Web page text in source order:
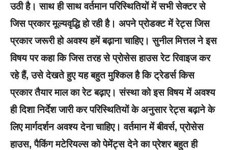
उठी है। साथ ही साथ वर्तमान परिस्थितियों में सभी सेक्टर से
जिस प्रकार मूल्यवृद्धि हो रही है। अपने प्रोडक्ट में रेट्स जिस
प्रकार जरूरी हो अवश्य हमें बढ़ाना चाहिए। सुनील मित्तल ने इस
विषय पर कहा कि जिस तरह से प्रोसेस हाउस रेट रिवाइज कर
रहे हैं, उसे देखते हुए यह बहुत मुश्किल है कि ट्रेडर्स किस
प्रकार तैयार माल का रेट बढ़ाए। संस्था को इस विषय में अवश्य
ही दिशा निर्देश जारी कर परिस्थितियों के अनुसार रेट्स बढ़ाने के
लिए मार्गदर्शन अवश्य देना चाहिए। वर्तमान में बीवर्स, प्रोसेस
हाउस, पैकिंग मटेरियल्स को पेमेंट्स देने का प्रेशर बहुत ही